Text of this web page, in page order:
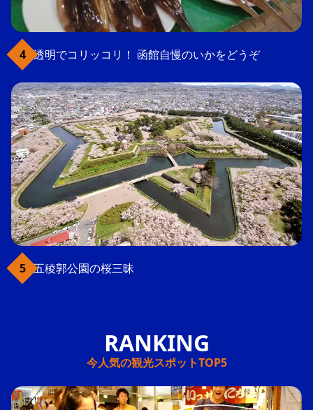
透明でコリッコリ！ 函館自慢のいかをどうぞ
五稜郭公園の桜三昧
今人気の観光スポットTOP5